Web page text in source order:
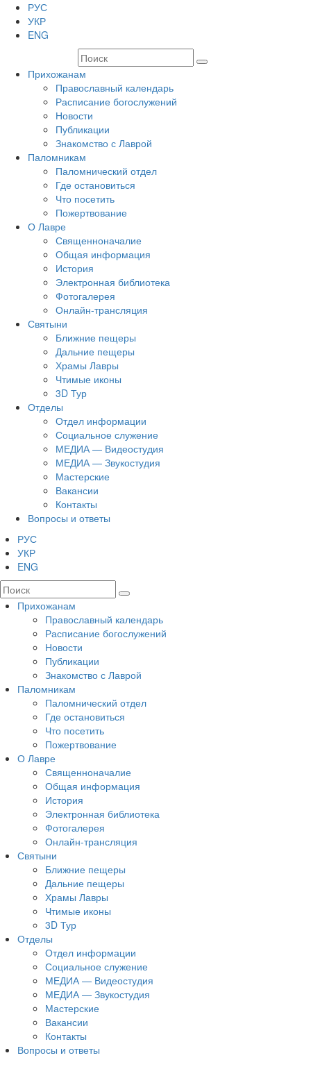
РУС
УКР
ENG
Прихожанам
Православный календарь
Расписание богослужений
Новости
Публикации
Знакомство с Лаврой
Паломникам
Паломнический отдел
Где остановиться
Что посетить
Пожертвование
О Лавре
Священноначалие
Общая информация
История
Электронная библиотека
Фотогалерея
Онлайн-трансляция
Святыни
Ближние пещеры
Дальние пещеры
Храмы Лавры
Чтимые иконы
3D Тур
Отделы
Отдел информации
Социальное служение
МЕДИА — Видеостудия
МЕДИА — Звукостудия
Мастерские
Вакансии
Контакты
Вопросы и ответы
РУС
УКР
ENG
Прихожанам
Православный календарь
Расписание богослужений
Новости
Публикации
Знакомство с Лаврой
Паломникам
Паломнический отдел
Где остановиться
Что посетить
Пожертвование
О Лавре
Священноначалие
Общая информация
История
Электронная библиотека
Фотогалерея
Онлайн-трансляция
Святыни
Ближние пещеры
Дальние пещеры
Храмы Лавры
Чтимые иконы
3D Тур
Отделы
Отдел информации
Социальное служение
МЕДИА — Видеостудия
МЕДИА — Звукостудия
Мастерские
Вакансии
Контакты
Вопросы и ответы